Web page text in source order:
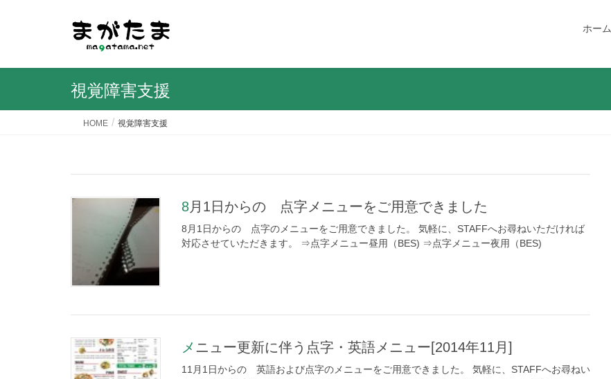
ホーム
視覚障害支援
HOME 視覚障害支援
8月1日からの 点字メニューをご用意できました
8月1日からの 点字のメニューをご用意できました。 気軽に、STAFFへお尋ねいただければ
対応させていただきます。 ⇒点字メニュー昼用（BES) ⇒点字メニュー夜用（BES)
メニュー更新に伴う点字・英語メニュー[2014年11月]
11月1日からの 英語および点字のメニューをご用意できました。 気軽に、STAFFへお尋ねい